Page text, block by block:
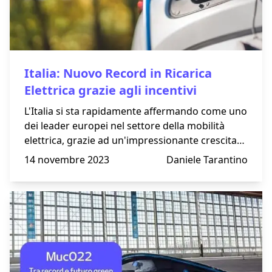
Italia: Nuovo Record in Ricarica
Elettrica grazie agli incentivi
L'Italia si sta rapidamente affermando come uno
dei leader europei nel settore della mobilità
elettrica, grazie ad un'impressionante crescita
delle stazioni di ricarica per i veicoli elettrici.
14 novembre 2023 Daniele Tarantino